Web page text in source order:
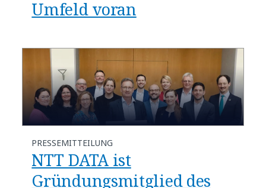
Umfeld voran
PRESSEMITTEILUNG
NTT DATA ist
Gründungsmitglied des